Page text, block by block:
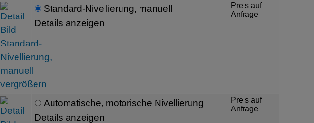
Standard-Nivellierung, manuell
Details anzeigen
Preis auf
Anfrage
Automatische, motorische Nivellierung
Details anzeigen
Preis auf
Anfrage